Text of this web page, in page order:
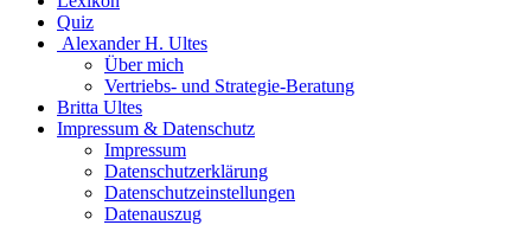
Quiz
Alexander H. Ultes
Über mich
Vertriebs- und Strategie-Beratung
Britta Ultes
Impressum & Datenschutz
Impressum
Datenschutzerklärung
Datenschutzeinstellungen
Datenauszug